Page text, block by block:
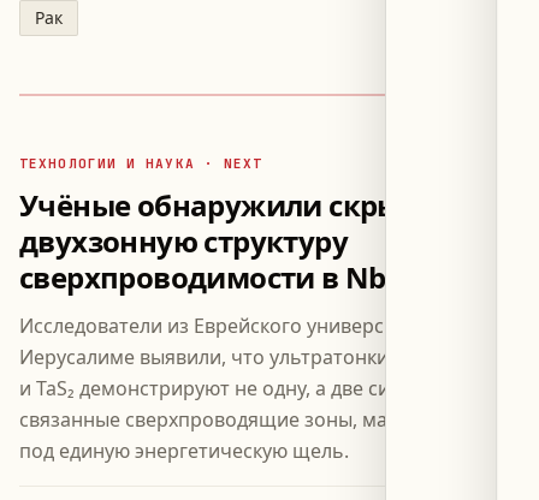
Рак
ТЕХНОЛОГИИ И НАУКА · NEXT
Учёные обнаружили скрытую
двухзонную структуру
сверхпроводимости в NbSe₂ и TaS₂
Исследователи из Еврейского университета в
Иерусалиме выявили, что ультратонкие слои NbSe₂
и TaS₂ демонстрируют не одну, а две сильно
связанные сверхпроводящие зоны, маскирующиеся
под единую энергетическую щель.